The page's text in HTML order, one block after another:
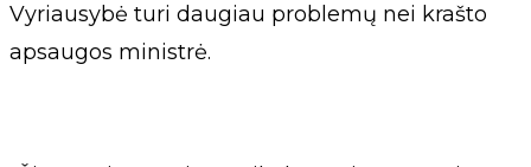
Vyriausybė turi daugiau problemų nei krašto
apsaugos ministrė.